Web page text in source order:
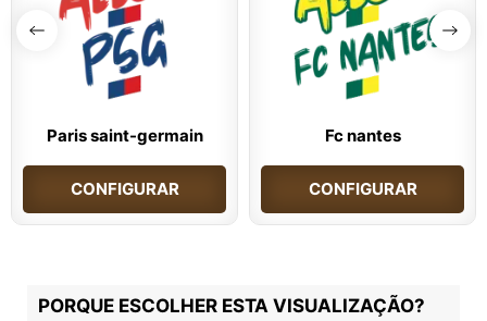
Paris saint-germain
CONFIGURAR
Fc nantes
CONFIGURAR
PORQUE ESCOLHER ESTA VISUALIZAÇÃO?